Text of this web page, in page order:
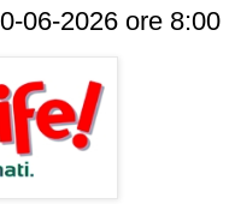
06-2026 ore 8:00